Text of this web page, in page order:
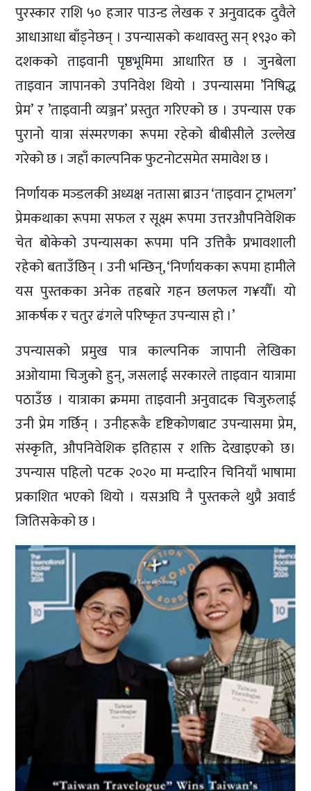
पुरस्कार राशि ५० हजार पाउन्ड लेखक र अनुवादक दुवैले
आधाआधा बाँड्नेछन् । उपन्यासको कथावस्तु सन् १९३० को
दशकको ताइवानी पृष्ठभूमिमा आधारित छ । जुनबेला
ताइवान जापानको उपनिवेश थियो । उपन्यासमा ’निषिद्ध
प्रेम’ र ’ताइवानी व्यञ्जन’ प्रस्तुत गरिएको छ । उपन्यास एक
पुरानो यात्रा संस्मरणका रूपमा रहेको बीबीसीले उल्लेख
गरेको छ । जहाँ काल्पनिक फुटनोटसमेत समावेश छ ।
निर्णायक मञ्डलकी अध्यक्ष नतासा ब्राउन ‘ताइवान ट्राभलग’
प्रेमकथाका रूपमा सफल र सूक्ष्म रूपमा उत्तरऔपनिवेशिक
चेत बोकेको उपन्यासका रूपमा पनि उत्तिकै प्रभावशाली
रहेको बताउँछिन् । उनी भन्छिन्, ‘निर्णायकका रूपमा हामीले
यस पुस्तकका अनेक तहबारे गहन छलफल ग¥यौँ। यो
आकर्षक र चतुर ढंगले परिष्कृत उपन्यास हो ।’
उपन्यासको प्रमुख पात्र काल्पनिक जापानी लेखिका
अओयामा चिजुको हुन्, जसलाई सरकारले ताइवान यात्रामा
पठाउँछ । यात्राका क्रममा ताइवानी अनुवादक चिजुरुलाई
उनी प्रेम गर्छिन् । उनीहरूकै दृष्टिकोणबाट उपन्यासमा प्रेम,
संस्कृति, औपनिवेशिक इतिहास र शक्ति देखाइएको छ।
उपन्यास पहिलो पटक २०२० मा मन्दारिन चिनियाँ भाषामा
प्रकाशित भएको थियो । यसअघि नै पुस्तकले थुप्रै अवार्ड
जितिसकेको छ ।